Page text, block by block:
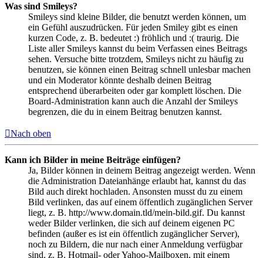
Was sind Smileys?
Smileys sind kleine Bilder, die benutzt werden können, um
ein Gefühl auszudrücken. Für jeden Smiley gibt es einen
kurzen Code, z. B. bedeutet :) fröhlich und :( traurig. Die
Liste aller Smileys kannst du beim Verfassen eines Beitrags
sehen. Versuche bitte trotzdem, Smileys nicht zu häufig zu
benutzen, sie können einen Beitrag schnell unlesbar machen
und ein Moderator könnte deshalb deinen Beitrag
entsprechend überarbeiten oder gar komplett löschen. Die
Board-Administration kann auch die Anzahl der Smileys
begrenzen, die du in einem Beitrag benutzen kannst.
Nach oben
Kann ich Bilder in meine Beiträge einfügen?
Ja, Bilder können in deinem Beitrag angezeigt werden. Wenn
die Administration Dateianhänge erlaubt hat, kannst du das
Bild auch direkt hochladen. Ansonsten musst du zu einem
Bild verlinken, das auf einem öffentlich zugänglichen Server
liegt, z. B. http://www.domain.tld/mein-bild.gif. Du kannst
weder Bilder verlinken, die sich auf deinem eigenen PC
befinden (außer es ist ein öffentlich zugänglicher Server),
noch zu Bildern, die nur nach einer Anmeldung verfügbar
sind, z. B. Hotmail- oder Yahoo-Mailboxen, mit einem